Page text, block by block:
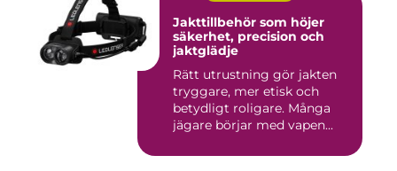
Jakttillbehör som höjer
säkerhet, precision och
jaktglädje
Rätt utrustning gör jakten
tryggare, mer etisk och
betydligt roligare. Många
jägare börjar med vapen...